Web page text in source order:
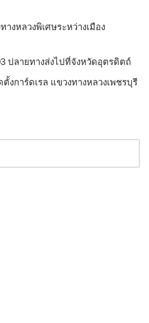
งหลวงพิเศษระหว่างเมือง
ปลายทางส่งไปที่จังหวัดอุตรดิตถ์
งการ์ดเรล แขวงทางหลวงเพชรบุรี